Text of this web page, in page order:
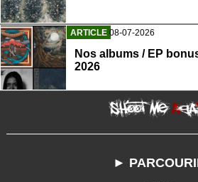
ARTICLE 08-07-2026
Nos albums / EP
2026
►